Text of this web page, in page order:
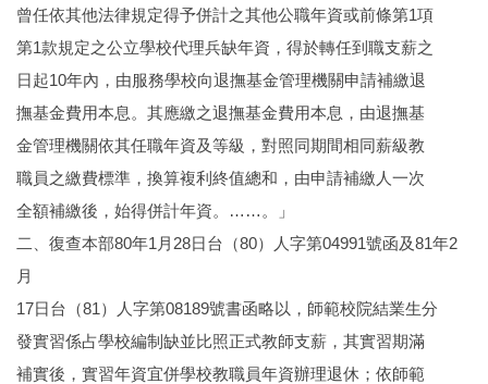
曾任依其他法律規定得予併計之其他公職年資或前條第1項
第1款規定之公立學校代理兵缺年資，得於轉任到職支薪之
日起10年內，由服務學校向退撫基金管理機關申請補繳退
撫基金費用本息。其應繳之退撫基金費用本息，由退撫基
金管理機關依其任職年資及等級，對照同期間相同薪級教
職員之繳費標準，換算複利終值總和，由申請補繳人一次
全額補繳後，始得併計年資。……。」
二、復查本部80年1月28日台（80）人字第04991號函及81年2
月
17日台（81）人字第08189號書函略以，師範校院結業生分
發實習係占學校編制缺並比照正式教師支薪，其實習期滿
補實後，實習年資宜併學校教職員年資辦理退休；依師範